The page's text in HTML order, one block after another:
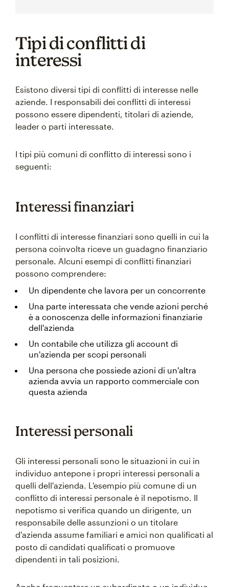
Tipi di conflitti di
interessi
Esistono diversi tipi di conflitti di interesse nelle
aziende. I responsabili dei conflitti di interessi
possono essere dipendenti, titolari di aziende,
leader o parti interessate.
I tipi più comuni di conflitto di interessi sono i
seguenti:
Interessi finanziari
I conflitti di interesse finanziari sono quelli in cui la
persona coinvolta riceve un guadagno finanziario
personale. Alcuni esempi di conflitti finanziari
possono comprendere:
Un dipendente che lavora per un concorrente
Una parte interessata che vende azioni perché
è a conoscenza delle informazioni finanziarie
dell'azienda
Un contabile che utilizza gli account di
un'azienda per scopi personali
Una persona che possiede azioni di un'altra
azienda avvia un rapporto commerciale con
questa azienda
Interessi personali
Gli interessi personali sono le situazioni in cui in
individuo antepone i propri interessi personali a
quelli dell'azienda. L'esempio più comune di un
conflitto di interessi personale è il nepotismo. Il
nepotismo si verifica quando un dirigente, un
responsabile delle assunzioni o un titolare
d'azienda assume familiari e amici non qualificati al
posto di candidati qualificati o promuove
dipendenti in tali posizioni.